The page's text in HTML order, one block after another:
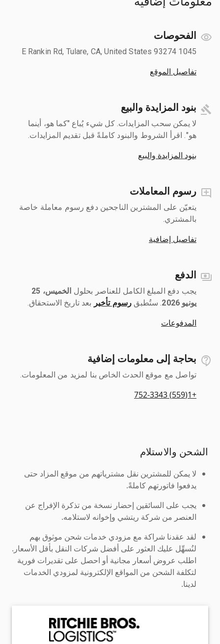
الفحوصات
1045 E Rankin Rd, Tulare, CA, United States 93274
تفاصيل الموقع
بنود المزايدة والبيع
لا يمكن سحب المزايدات. كل شيء يُباع "كما هو، أينما
هو". اقرأ الشروط والبنود كاملةً قبل تقديم المزايدات.
بنود المزايدة والبيع
رسوم المعاملات
يتعيّن على المشترين الناجحين دفع رسوم معاملة خاصة
بالمشتري.
تفاصيل إضافية
الدفع
يجب دفع المبلغ الكامل للعناصر بحلول ‎
الخميس، 25
يونيو 2026
رسوم تأخير بعد تاريخ الاستحقاق.
المدفوعات
بحاجة إلى معلومات إضافية
تواصل مع موقع الحدث الخاص بنا لمزيد من المعلومات.
+1(559) 752-3343
الشحن والاستلام
لا يمكن للمشترين نقل مشترياتهم من موقع المزاد حتى
يدفعوا فاتورتهم كاملةً.
يجب على السائقين إحضار نسخة من تذكرة الإفراج عن
العنصر من شركة ريتشي وإخوانه لاستلامه.
لقد عقدنا شراكة مع مزودي خدمات شحن موثوق بهم
لنُسهِّل عليك العثور على أفضل شركات النقل بأقل الأسعار.
اطلب عروض أسعار مجانية أو احصل على تقديرات فورية
لتكلفة الشحن من المواقع الإلكترونية لمزودي الخدمات
لدينا.